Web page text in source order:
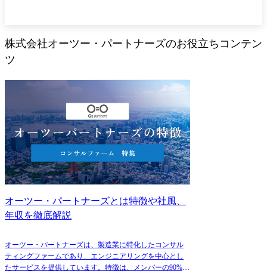
にある本社には原則出社の必要はなく、転居不要です。
各種デジタルツール導入の有識者・経験者 ・コンサルタントとして、
SFA/3DCAD/各種シミュレータ(CAE/生産Simなど)/MES等の導入におけ
るビジョン策定、企画構想、業務要件定義の経験者 ・製造業にて上記ツ
・コンサルタントとして、工場デジタル化に向けた企画構想、業務要件
術(エッジコンピューティング/ビッグデータ解析/アルゴリズム構築等)の
有識者 ・製造業にて工場デジタル化の活動推進リード経験者 ・生産工
程/設備自動化の有識者・経験者 ⑤事業化に関する有識者・経験者 ・有
望な技術の事業化、スタートアップ企業の立上げ経験者 ・事業化に向け
た事業/技術戦略・企画の立案、マーケティングの経験
株式会社オーツー・パートナーズのお役立ちコンテン
ツ
オーツー・パートナーズとは特徴や社風、
年収を徹底解説
オーツー・パートナーズは、製造業に特化したコンサル
ティングファームであり、エンジニアリングを中心とし
たサービスを提供しています。特徴は、メンバーの90%が